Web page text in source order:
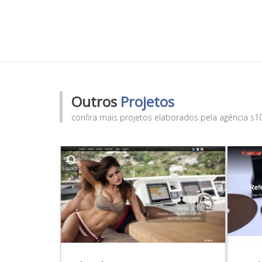
Outros Projetos
confira mais projetos elaborados pela agência